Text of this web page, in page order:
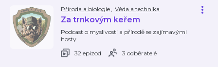
Příroda a biologie, Věda a technika
Za trnkovým keřem
Podcast o myslivosti a přírodě se zajímavými
hosty.
32 epizod
3 odběratelé